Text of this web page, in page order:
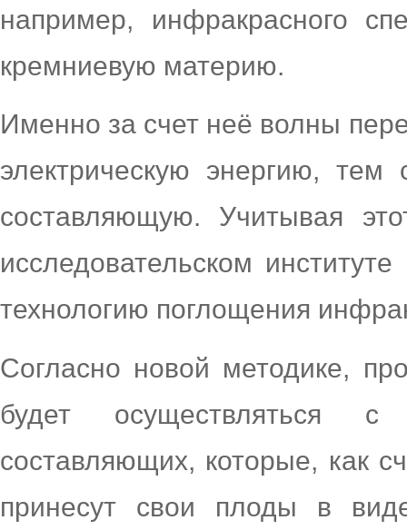
например, инфракрасного
кремниевую материю.
Именно за счет неё волны
электрическую энергию,
составляющую. Учитывая
исследовательском
технологию поглощения
Согласно новой методике,
будет осуществляться с
составляющих, которые, как
принесут свои плоды в виде